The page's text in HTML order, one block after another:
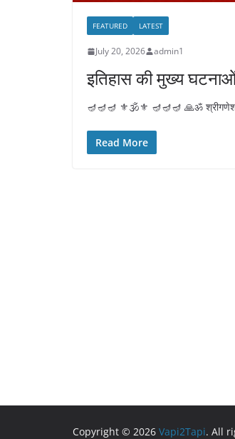
FEATURED LATEST
July 20, 2026 admin1
इतिहास की मुख्य
🪔🪔🪔 ⚜️🕉️⚜️ 🪔🪔🪔 🙏ॐ
Read More
Copyright © 2026 Vapi2Tapi. All